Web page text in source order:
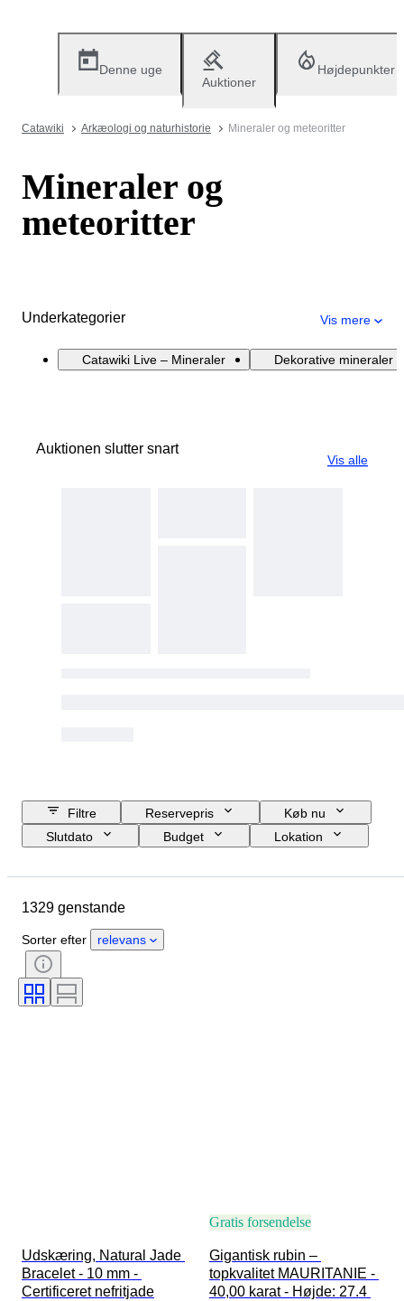
Denne uge
Auktioner
Højdepunkter
Catawiki Arkæologi og naturhistorie Mineraler og meteoritter
Mineraler og
meteoritter
Underkategorier Vis mere
Catawiki Live – Mineraler Dekorative mineraler
Auktionen slutter snart
Vis alle
Filtre Reservepris
Køb nu
Slutdato
Budget
Lokation
Køn
Certificering
Farve
Snit
Mineral
Perleoverfladekvalitet
1329 genstande
Sorter efter relevans
Udskæring, Natural Jade
Bracelet - 10 mm -
Certificeret nefritjade
Gratis forsendelse
Gigantisk rubin –
topkvalitet MAURITANIE -
40,00 karat - Højde: 27.4